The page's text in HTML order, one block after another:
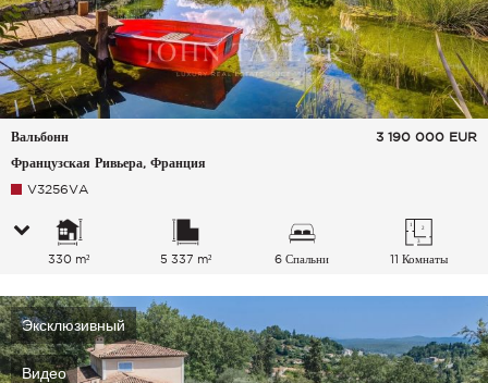
Вальбонн
Французская Ривьера, Франция
3 190 000 EUR
V3256VA
330 m² 5 337 m² 6 Спальни 11 Комнаты
Эксклюзивный
Видео